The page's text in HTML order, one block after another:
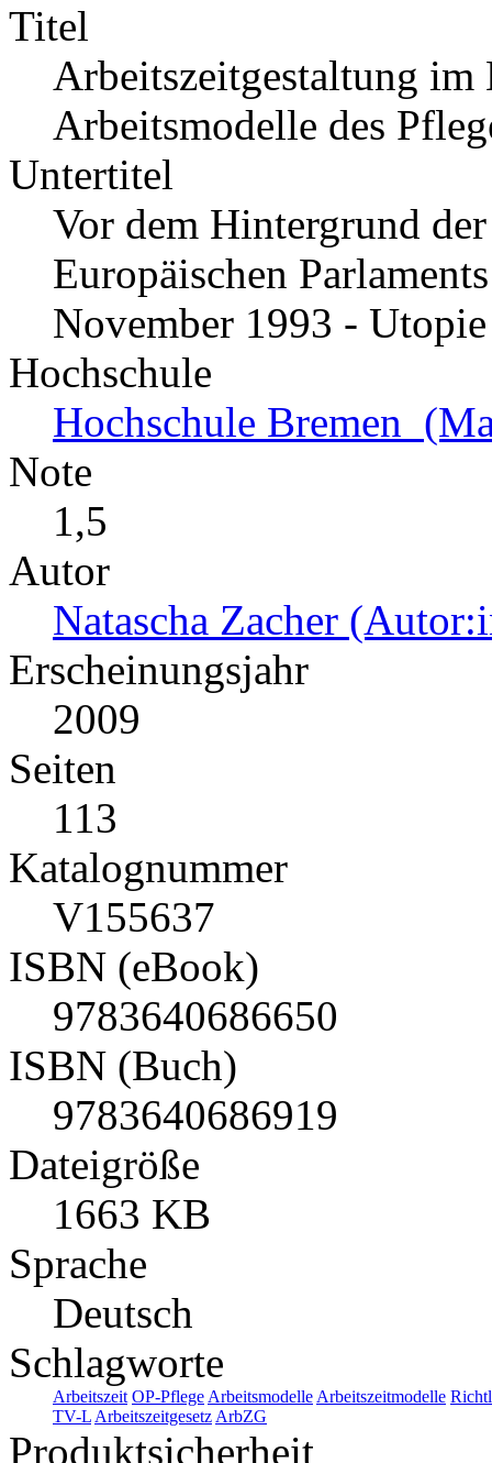
Titel
Arbeitszeitgestaltung im
Arbeitsmodelle des
Untertitel
Vor dem Hintergrund
Europäischen
November 1993 -
Hochschule
Hochschule Bremen
Note
1,5
Autor
Natascha Zacher
Erscheinungsjahr
2009
Seiten
113
Katalognummer
V155637
ISBN (eBook)
9783640686650
ISBN (Buch)
9783640686919
Dateigröße
1663 KB
Sprache
Deutsch
Schlagworte
Arbeitszeit OP-Pflege Arbeitsmodelle Arbeitszeitmodelle
TV-L Arbeitszeitgesetz ArbZG
Produktsicherheit